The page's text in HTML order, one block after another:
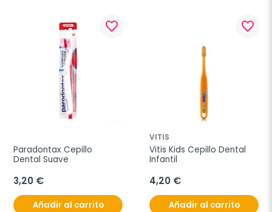
favorite_border
Paradontax Cepillo
Dental Suave
3,20 €
Añadir al carrito
favorite_border
VITIS
Vitis Kids Cepillo Dental
Infantil
4,20 €
Añadir al carrito